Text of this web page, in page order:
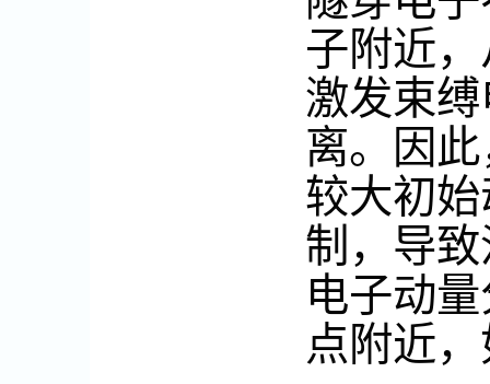
子附近
激发束
离。因
较大初
制，导
电子动
点附近